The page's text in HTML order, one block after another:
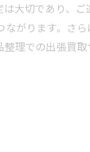
大切であり、ご
がります。さ
理での出張買